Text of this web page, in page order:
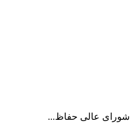
شورای عالی حفاظ...